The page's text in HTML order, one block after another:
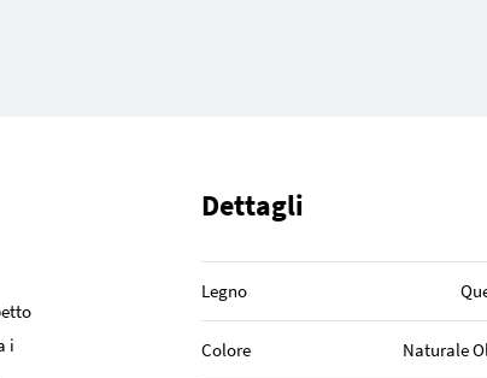
i
Dettagli
Legno
Colore Naturale